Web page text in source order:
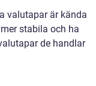
valutapar är kända
stabila och ha
de handlar